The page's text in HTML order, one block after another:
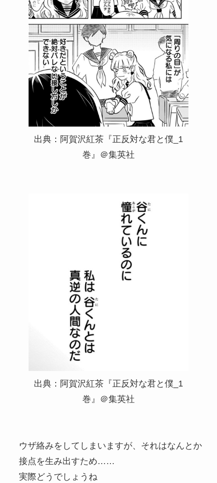
出典：阿賀沢紅茶『正反対な君と僕_1
巻』＠集英社
出典：阿賀沢紅茶『正反対な君と僕_1
巻』＠集英社
ウザ絡みをしてしまいますが、それはなんとか
接点を生み出すため……
実際どうでしょうね